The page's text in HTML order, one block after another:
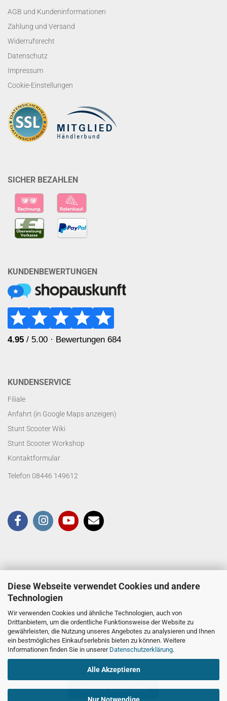
Diese Webseite verwendet Cookies und andere
Technologien
Wir verwenden Cookies und ähnliche Technologien, auch von
Drittanbietern, um die ordentliche Funktionsweise der Website zu
gewährleisten, die Nutzung unseres Angebotes zu analysieren und Ihnen
ein bestmögliches Einkaufserlebnis bieten zu können. Weitere
Informationen finden Sie in unserer Datenschutzerklärung.
Alle Akzeptieren
AGB und Kundeninformationen
Zahlung und Versand
Widerrufsrecht
Datenschutz
Impressum
Cookie-Einstellungen
SICHER BEZAHLEN
KUNDENBEWERTUNGEN
KUNDENSERVICE
Filiale
Anfahrt (in Google Maps anzeigen)
Stunt Scooter Wiki
Stunt Scooter Workshop
Kontaktformular
Telefon 08446 149612
Vertrag widerrufen